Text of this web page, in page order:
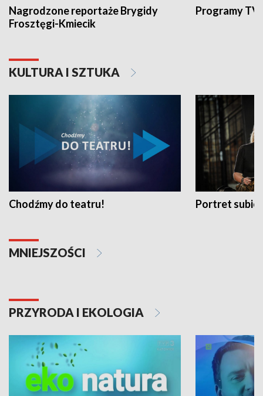
Nagrodzone reportaże Brygidy
Frosztęgi-Kmiecik
Programy
KULTURA I SZTUKA
Chodźmy do teatru! Portret
MNIEJSZOŚCI
PRZYRODA I EKOLOGIA